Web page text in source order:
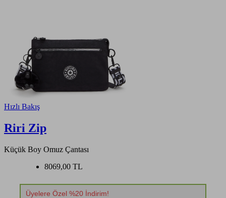
Hızlı Bakış
Riri Zip
Küçük Boy Omuz Çantası
8069,00 TL
Üyelere Özel %20 İndirim!